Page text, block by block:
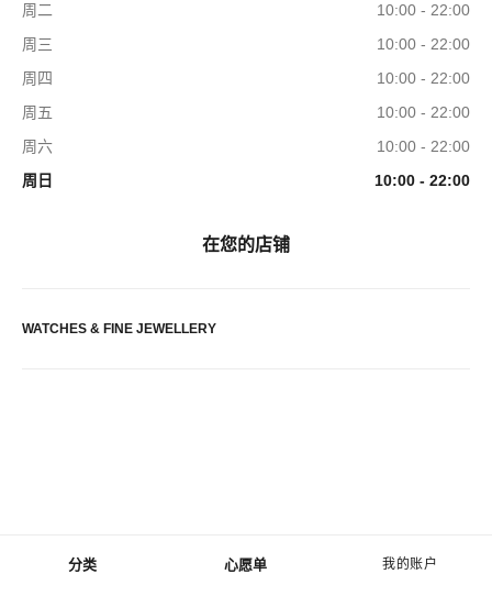
菜单 - 主导航
分类 心愿单 我的账户
周二
10:00 - 22:00
周三
10:00 - 22:00
周四
10:00 - 22:00
周五
10:00 - 22:00
周六
10:00 - 22:00
周日
10:00 - 22:00
在您的店铺
WATCHES & FINE JEWELLERY